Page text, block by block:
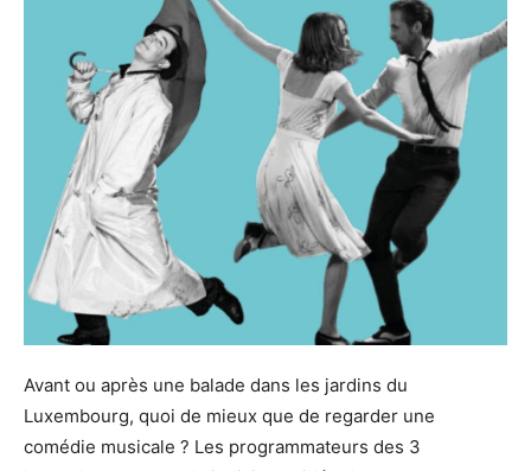
Avant ou après une balade dans les jardins du
Luxembourg, quoi de mieux que de regarder une
comédie musicale ? Les programmateurs des 3